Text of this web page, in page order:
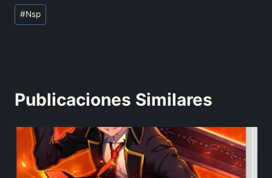
#Nsp
Publicaciones Similares